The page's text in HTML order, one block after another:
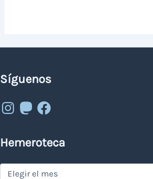
Síguenos
Instagram
MastodonFacebook
Hemeroteca
Hemeroteca